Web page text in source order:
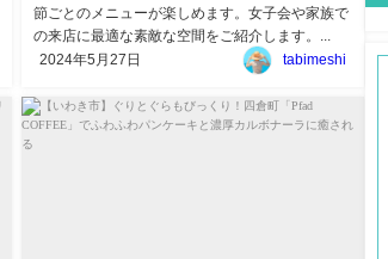
節ごとのメニューが楽しめます。女子会や家族で
の来店に最適な素敵な空間をご紹介します。...
2024年5月27日
tabimeshi